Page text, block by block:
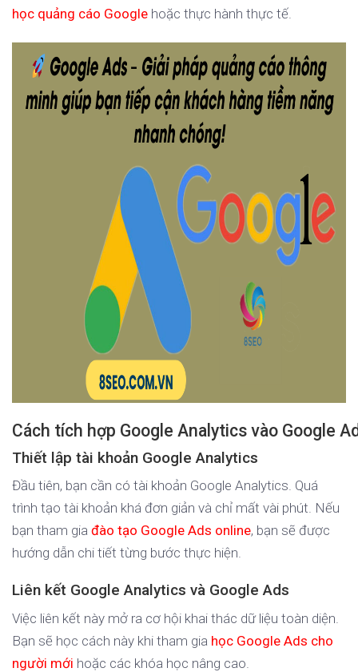
học quảng cáo Google hoặc thực hành thực tế.
Cách tích hợp Google Analytics vào Google
Thiết lập tài khoản Google Analytics
Đầu tiên, bạn cần có tài khoản Google Analytics. Quá
trình tạo tài khoản khá đơn giản và chỉ mất vài phút. Nếu
bạn tham gia đào tạo Google Ads online, bạn sẽ được
hướng dẫn chi tiết từng bước thực hiện.
Liên kết Google Analytics và Google Ads
Việc liên kết này mở ra cơ hội khai thác dữ liệu toàn diện.
Bạn sẽ học cách này khi tham gia học Google Ads cho
người mới hoặc các khóa học nâng cao.